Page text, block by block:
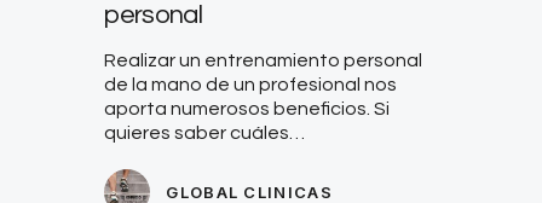
personal
Realizar un entrenamiento personal
de la mano de un profesional nos
aporta numerosos beneficios. Si
quieres saber cuáles…
GLOBAL CLINICAS